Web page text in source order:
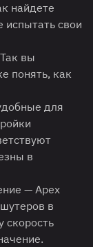
найдете
свои
вы
понять, как
для
в
— Apex
в
скорость